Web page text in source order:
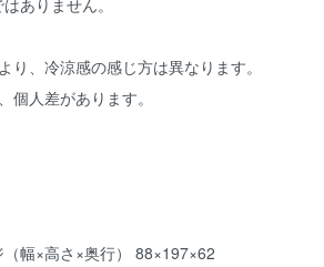
ありません。
り、冷涼感の感じ方は異なります。
個人差があります。
（幅×高さ×奥行） 88×197×62